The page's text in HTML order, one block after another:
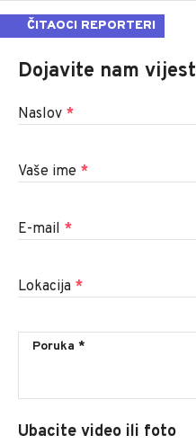
ČITAOCI REPORTERI
Dojavite nam vijest
Naslov *
Vaše ime *
E-mail *
Lokacija *
Ubacite video ili foto